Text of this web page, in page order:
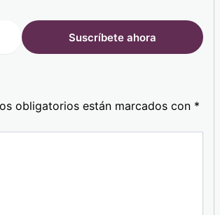
obligatorios están marcados con *